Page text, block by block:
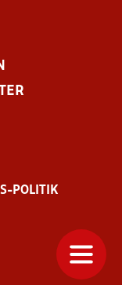
POLITIK